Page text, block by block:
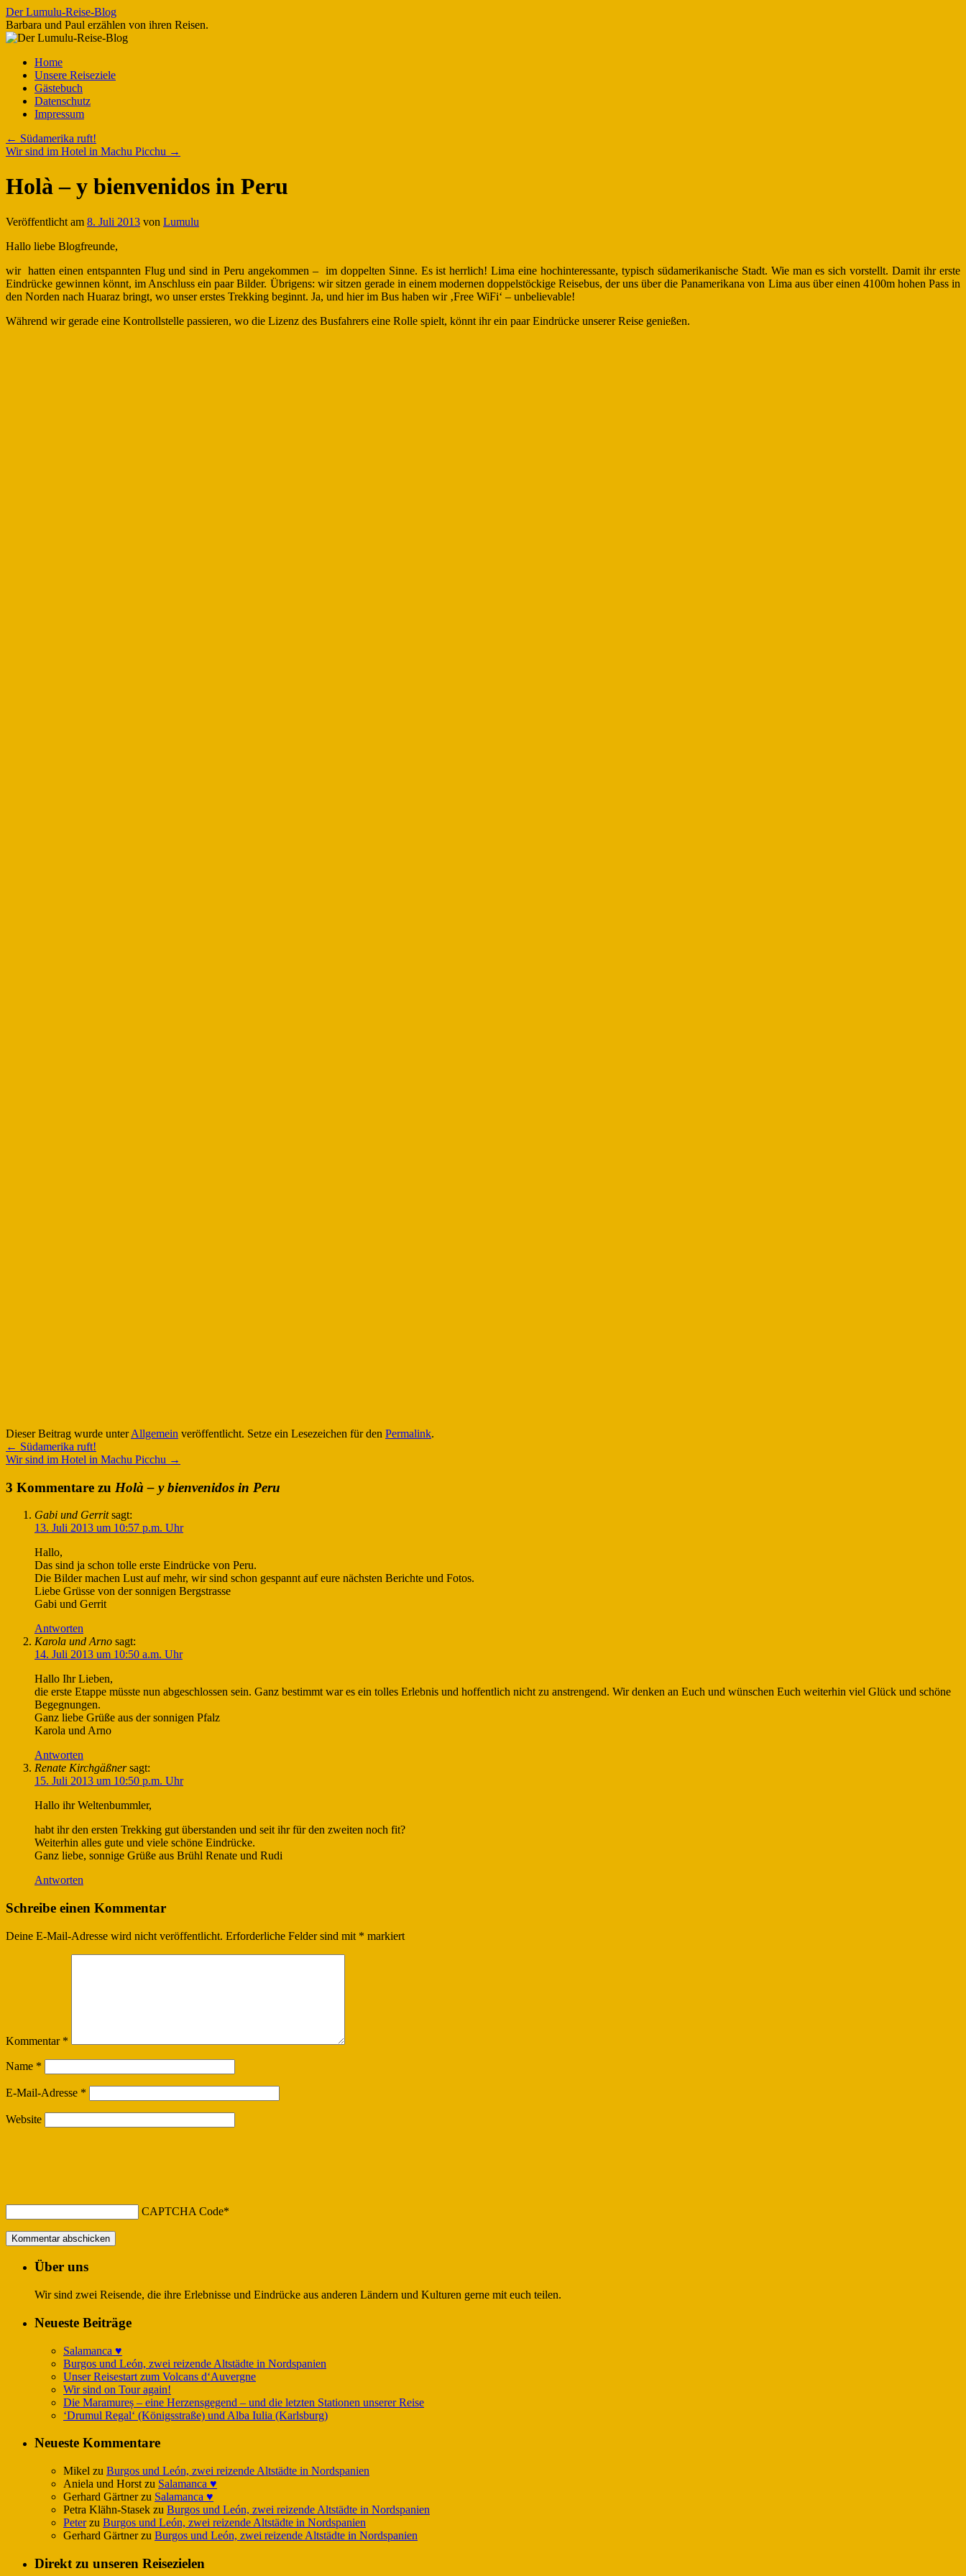
Zum
Inhalt
springen
Der Lumulu-Reise-Blog
Barbara und Paul erzählen von ihren Reisen.
Home
Unsere Reiseziele
Gästebuch
Datenschutz
Impressum
← Südamerika ruft!
Wir sind im Hotel in Machu Picchu →
Holà – y bienvenidos in Peru
Veröffentlicht am 8. Juli 2013 von Lumulu
Hallo liebe Blogfreunde,
wir hatten einen entspannten Flug und sind in Peru angekommen – im doppelten Sinne. Es ist herrlich! Lima eine hochinteressante, typisch südamerikanische Stadt. Wie man es sich vorstellt. Damit ihr erste
Eindrücke gewinnen könnt, im Anschluss ein paar Bilder. Übrigens: wir sitzen gerade in einem modernen doppelstöckige Reisebus, der uns über die Panamerikana von Lima aus über einen 4100m hohen Pass in
den Norden nach Huaraz bringt, wo unser erstes Trekking beginnt. Ja, und hier im Bus haben wir ‚Free WiFi‘ – unbelievable!
Während wir gerade eine Kontrollstelle passieren, wo die Lizenz des Busfahrers eine Rolle spielt, könnt ihr ein paar Eindrücke unserer Reise genießen.
Dieser Beitrag wurde unterAllgemein veröffentlicht. Setze ein Lesezeichen für den Permalink.
← Südamerika ruft!
Wir sind im Hotel in Machu Picchu →
3 Kommentare zu Holà – y bienvenidos in Peru
Gabi und Gerrit sagt:
13. Juli 2013 um 10:57 p.m. Uhr
Hallo,
Das sind ja schon tolle erste Eindrücke von Peru.
Die Bilder machen Lust auf mehr, wir sind schon gespannt auf eure nächsten Berichte und Fotos.
Liebe Grüsse von der sonnigen Bergstrasse
Gabi und Gerrit
Antworten
Karola und Arno sagt:
14. Juli 2013 um 10:50 a.m. Uhr
Hallo Ihr Lieben,
die erste Etappe müsste nun abgeschlossen sein. Ganz bestimmt war es ein tolles Erlebnis und hoffentlich nicht zu anstrengend. Wir denken an Euch und wünschen Euch weiterhin viel Glück und schöne
Begegnungen.
Ganz liebe Grüße aus der sonnigen Pfalz
Karola und Arno
Antworten
Renate Kirchgäßner sagt:
15. Juli 2013 um 10:50 p.m. Uhr
Hallo ihr Weltenbummler,
habt ihr den ersten Trekking gut überstanden und seit ihr für den zweiten noch fit?
Weiterhin alles gute und viele schöne Eindrücke.
Ganz liebe, sonnige Grüße aus Brühl Renate und Rudi
Antworten
Schreibe einen Kommentar
Deine E-Mail-Adresse wird nicht veröffentlicht. Erforderliche Felder sind mit * markiert
Kommentar *
Name *
E-Mail-Adresse *
Website
CAPTCHA Code*
Über uns
Wir sind zwei Reisende, die ihre Erlebnisse und Eindrücke aus anderen Ländern und Kulturen gerne mit euch teilen.
Neueste Beiträge
Salamanca ♥️
Burgos und León, zwei reizende Altstädte in Nordspanien
Unser Reisestart zum Volcans d‘Auvergne
Wir sind on Tour again!
Die Maramureș – eine Herzensgegend – und die letzten Stationen unserer Reise
‘Drumul Regal‘ (Königsstraße) und Alba Iulia (Karlsburg)
Neueste Kommentare
Mikel zu Burgos und León, zwei reizende Altstädte in Nordspanien
Aniela und Horst zu Salamanca ♥️
Gerhard Gärtnerzu Salamanca ♥️
Petra Klähn-Stasek zu Burgos und León, zwei reizende Altstädte in Nordspanien
Peterzu Burgos und León, zwei reizende Altstädte in Nordspanien
Gerhard Gärtnerzu Burgos und León, zwei reizende Altstädte in Nordspanien
Direkt zu unseren Reisezielen